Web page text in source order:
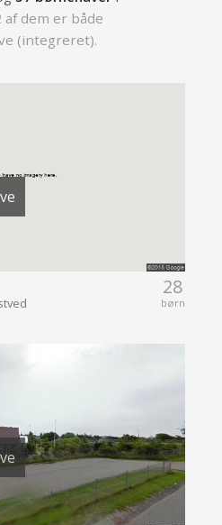
af dem er både
(integreret).
28
børn